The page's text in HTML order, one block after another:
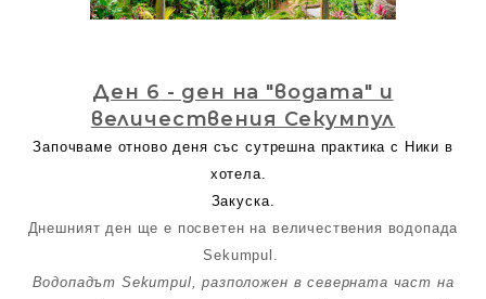
Ден 6 - ден на "водата" и
величествения Секумпул
Започваме отново деня със сутрешна практика с Ники в
хотела.
Закуска.
Днешният ден ще е посветен на величествения водопада
Sekumpul.
Водопадът Sekumpul, разположен в северната част на